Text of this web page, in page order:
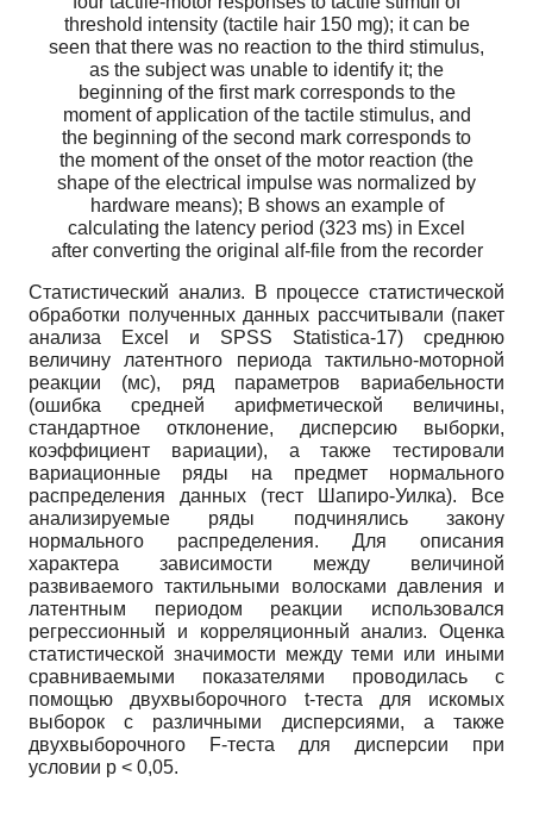
threshold intensity (tactile hair 150 mg); it can be
seen that there was no reaction to the third stimulus,
as the subject was unable to identify it; the
beginning of the first mark corresponds to the
moment of application of the tactile stimulus, and
the beginning of the second mark corresponds to
the moment of the onset of the motor reaction (the
shape of the electrical impulse was normalized by
hardware means); B shows an example of
calculating the latency period (323 ms) in Excel
after converting the original alf-file from the recorder
Статистический анализ. В процессе статистической
обработки полученных данных рассчитывали (пакет
анализа Excel и SPSS Statistica-17) среднюю
величину латентного периода тактильно-моторной
реакции (мс), ряд параметров вариабельности
(ошибка средней арифметической величины,
стандартное отклонение, дисперсию выборки,
коэффициент вариации), а также тестировали
вариационные ряды на предмет нормального
распределения данных (тест Шапиро-Уилка). Все
анализируемые ряды подчинялись закону
нормального распределения. Для описания
характера зависимости между величиной
развиваемого тактильными волосками давления и
латентным периодом реакции использовался
регрессионный и корреляционный анализ. Оценка
статистической значимости между теми или иными
сравниваемыми показателями проводилась c
помощью двухвыборочного t-теста для искомых
выборок с различными дисперсиями, а также
двухвыборочного F-теста для дисперсии при
условии p < 0,05.